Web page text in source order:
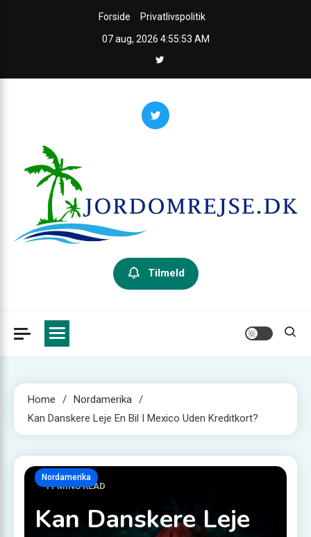
Forside
Privatlivspolitik
07 aug, 2026 4:55:54 AM
Jordomrejseguiden
Tilmeld
Home
Nordamerika
Kan Danskere Leje En Bil I Mexico Uden Kreditkort?
11 MINS READ
Nordamerika
Kan Danskere Leje